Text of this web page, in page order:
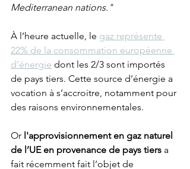
Mediterranean nations."
À l’heure actuelle, le gaz représente
22% de la consommation européenne
d’énergie dont les 2/3 sont importés
de pays tiers. Cette source d’énergie a
vocation à s’accroitre, notamment pour
des raisons environnementales.
Or l'approvisionnement en gaz naturel
de l’UE en provenance de pays tiers a
fait récemment fait l’objet de